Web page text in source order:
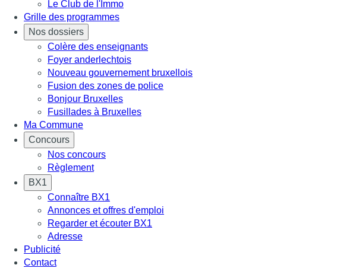
Le Club de l'Immo
Grille des programmes
Nos dossiers
Colère des enseignants
Foyer anderlechtois
Nouveau gouvernement bruxellois
Fusion des zones de police
Bonjour Bruxelles
Fusillades à Bruxelles
Ma Commune
Concours
Nos concours
Règlement
BX1
Connaître BX1
Annonces et offres d'emploi
Regarder et écouter BX1
Adresse
Publicité
Contact